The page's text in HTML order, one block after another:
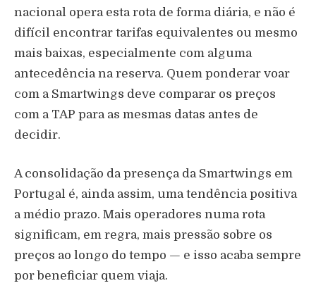
nacional opera esta rota de forma diária, e não é
difícil encontrar tarifas equivalentes ou mesmo
mais baixas, especialmente com alguma
antecedência na reserva. Quem ponderar voar
com a Smartwings deve comparar os preços
com a TAP para as mesmas datas antes de
decidir.
A consolidação da presença da Smartwings em
Portugal é, ainda assim, uma tendência positiva
a médio prazo. Mais operadores numa rota
significam, em regra, mais pressão sobre os
preços ao longo do tempo — e isso acaba sempre
por beneficiar quem viaja.